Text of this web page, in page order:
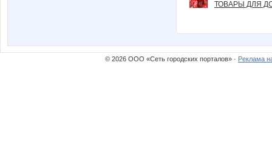
ТОВАРЫ ДЛЯ
© 2026 ООО «Сеть городских порталов» · Реклама